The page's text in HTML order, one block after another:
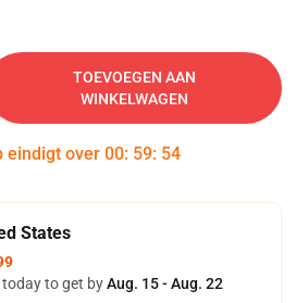
TOEVOEGEN AAN
WINKELWAGEN
eindigt over 00: 59: 54
States
to get byAug. 15 - Aug. 22